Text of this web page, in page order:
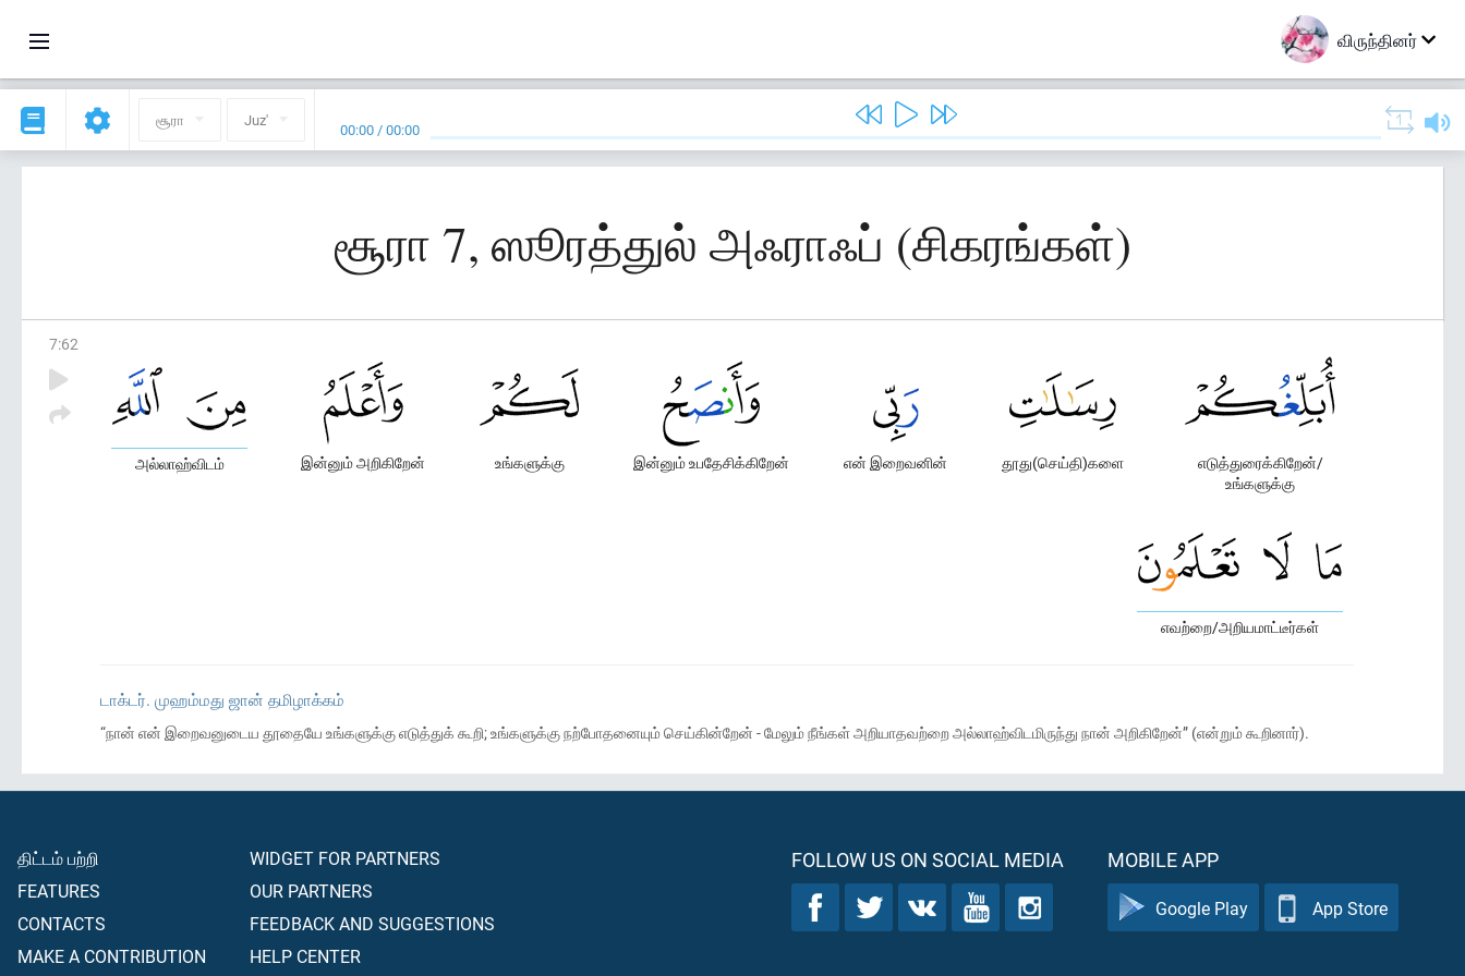
விருந்தினர்
சூரா Juz' 00:00 /00:00
சூரா 7, ஸூரத்துல் அஃராஃப் (சிகரங்கள்)
7:62
எடுத்துரைக்கிறேன்/
உங்களுக்கு
தூது(செய்தி)களை
என் இறைவனின்
இன்னும் உபதேசிக்கிறேன்
உங்களுக்கு
இன்னும் அறிகிறேன்
அல்லாஹ்விடம்
எவற்றை/அறியமாட்டீர்கள்
டாக்டர். முஹம்மது ஜான் தமிழாக்கம்
“நான் என் இறைவனுடைய தூதையே உங்களுக்கு எடுத்துக் கூறி; உங்களுக்கு நற்போதனையும் செய்கின்றேன் - மேலும் நீங்கள் அறியாதவற்றை அல்லாஹ்விடமிருந்து நான் அறிகிறேன்” (என்றும் கூறினார்).
திட்டம் பற்றி
FEATURES
CONTACTS
MAKE A CONTRIBUTION
WIDGET FOR PARTNERS
OUR PARTNERS
FEEDBACK AND SUGGESTIONS
HELP CENTER
FOLLOW US ON SOCIAL MEDIA MOBILE APP
Google Play App Store